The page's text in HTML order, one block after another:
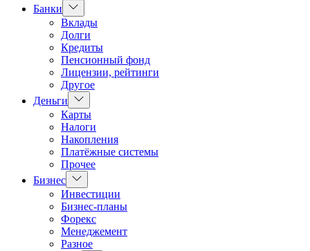
Банки
Показать
подменю
Вклады
Долги
Кредиты
Пенсионный фонд
Лицензии, рейтинги
Другое
Деньги
Показать
подменю
Карты
Налоги
Накопления
Платёжные системы
Прочее
Бизнес Показать
подменю
Инвестиции
Бизнес-планы
Форекс
Менеджемент
Разное